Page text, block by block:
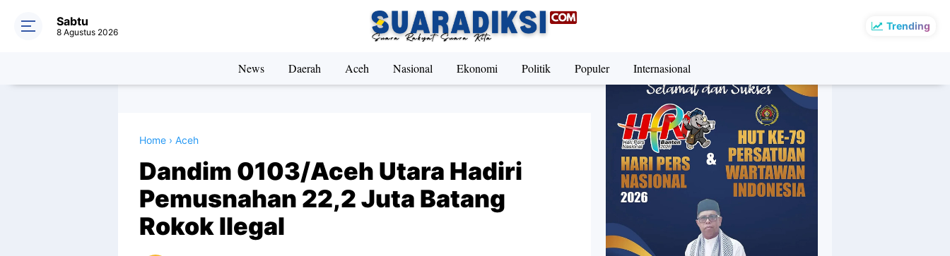
Trending
Sabtu
8 Agustus 2026
News Daerah Aceh Nasional Ekonomi Politik Populer Internasional
Home › Aceh
Dandim 0103/Aceh Utara Hadiri
Pemusnahan 22,2 Juta Batang
Rokok Ilegal